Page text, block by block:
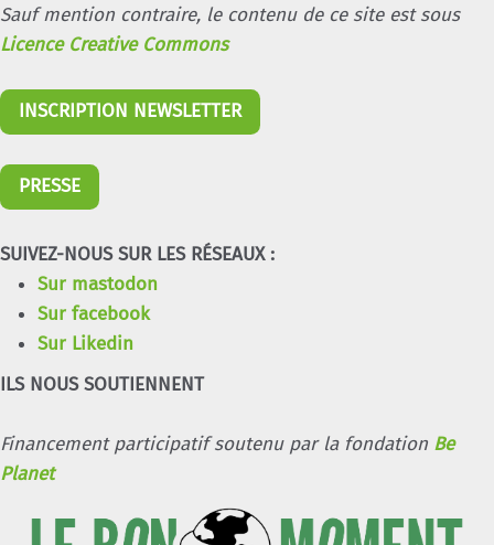
Sauf mention contraire, le contenu de ce site est sous
Licence Creative Commons
INSCRIPTION NEWSLETTER
PRESSE
SUIVEZ-NOUS SUR LES RÉSEAUX :
Sur mastodon
Sur facebook
Sur Likedin
ILS NOUS SOUTIENNENT
Financement participatif soutenu par la fondation Be
Planet